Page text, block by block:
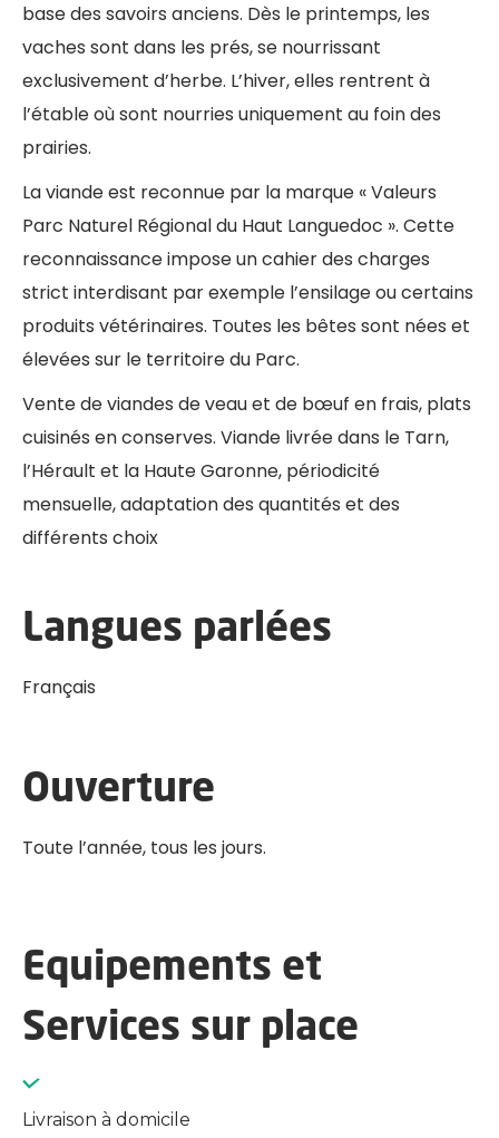
base des savoirs anciens. Dès le printemps, les
vaches sont dans les prés, se nourrissant
exclusivement d’herbe. L’hiver, elles rentrent à
l’étable où sont nourries uniquement au foin des
prairies.
La viande est reconnue par la marque « Valeurs
Parc Naturel Régional du Haut Languedoc ». Cette
reconnaissance impose un cahier des charges
strict interdisant par exemple l’ensilage ou certains
produits vétérinaires. Toutes les bêtes sont nées et
élevées sur le territoire du Parc.
Vente de viandes de veau et de bœuf en frais, plats
cuisinés en conserves. Viande livrée dans le Tarn,
l’Hérault et la Haute Garonne, périodicité
mensuelle, adaptation des quantités et des
différents choix
Langues parlées
Français
Ouverture
Toute l’année, tous les jours.
Equipements et
Services sur place
Livraison à domicile